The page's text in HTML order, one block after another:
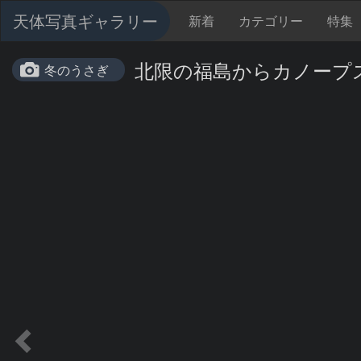
天体写真ギャラリー 新着 カテゴリー 特集
冬のうさぎ 北限の福島からカノープ